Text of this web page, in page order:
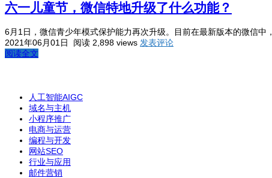
六一儿童节，微信特地升级了什么功能？
6月1日，微信青少年模式保护能力再次升级。目前在最新版本的微信
2021年06月01日
阅读 2,898 views 发表评论
阅读全文
人工智能AIGC
域名与主机
小程序推广
电商与运营
编程与开发
网站SEO
行业与应用
邮件营销